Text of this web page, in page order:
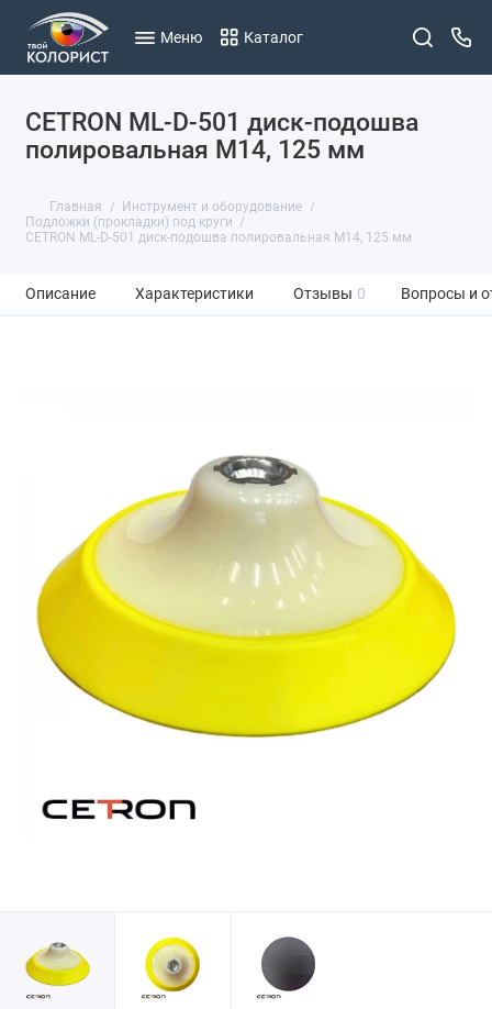
Меню Каталог
CETRON ML-D-501 диск-подошва
полировальная M14, 125 мм
Главная
Инструмент и оборудование
Подложки (прокладки) под круги
CETRON ML-D-501 диск-подошва полировальная M14, 125 мм
Описание Характеристики Отзывы 0 Вопросы и